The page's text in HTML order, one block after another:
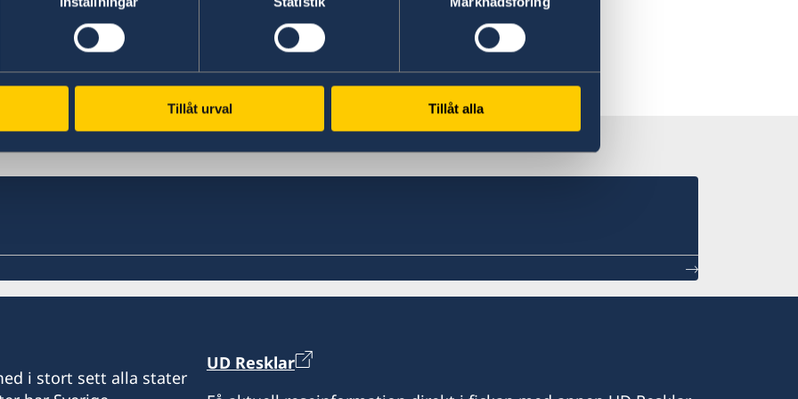
Tillåt urval Tillåt alla
i stort sett alla stater
UD Resklar